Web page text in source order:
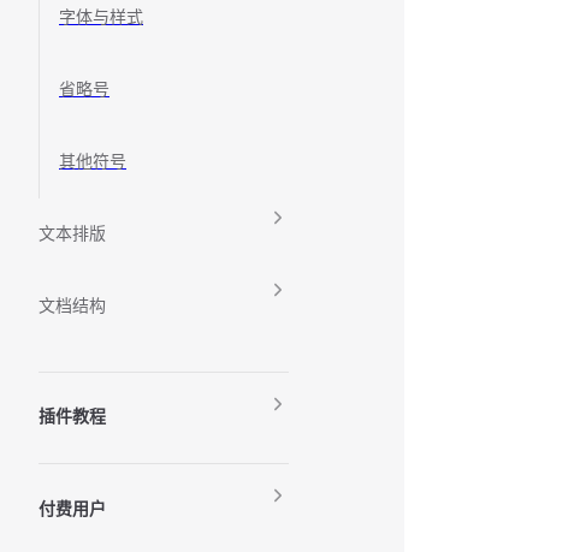
字体与样式
省略号
其他符号
文本排版
文档结构
插件教程
付费用户